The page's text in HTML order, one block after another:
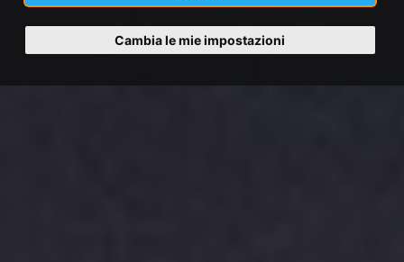
Cambia le mie impostazioni